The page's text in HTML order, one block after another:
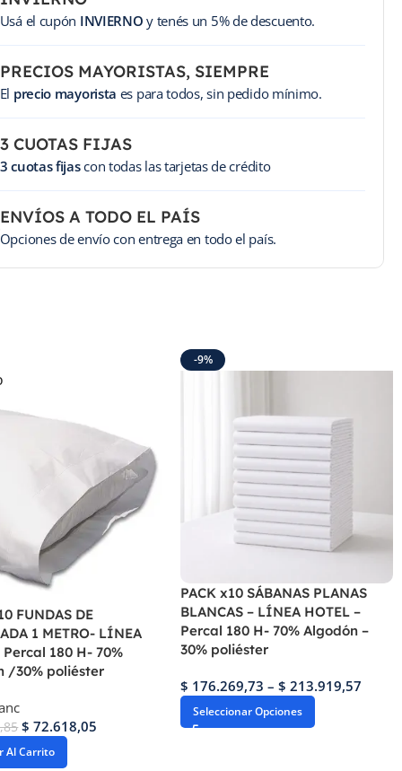
Usá el cupón INVIERNO y tenés un 5% de descuento.
PRECIOS MAYORISTAS, SIEMPRE
El precio mayorista es para todos, sin pedido mínimo.
3 CUOTAS FIJAS
3 cuotas fijascon todas las tarjetas de crédito
ENVÍOS A TODO EL PAÍS
Opciones de envío con entrega en todo el país.
FUNDAS DE
1 METRO- LÍNEA
Percal 180 H- 70%
/30% poliéster
$ 72.618,05
Al Carrito
-9%
PACK x10 SÁBANAS PLANAS
BLANCAS – LÍNEA HOTEL –
Percal 180 H- 70% Algodón –
30% poliéster
$ 176.269,73 – $ 213.919,57
Seleccionar Opciones